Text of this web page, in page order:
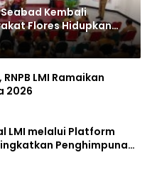
Kembali
Flores Hidupkan
LMI Ramaikan
2026
LMI melalui Platform
Penghimpunan